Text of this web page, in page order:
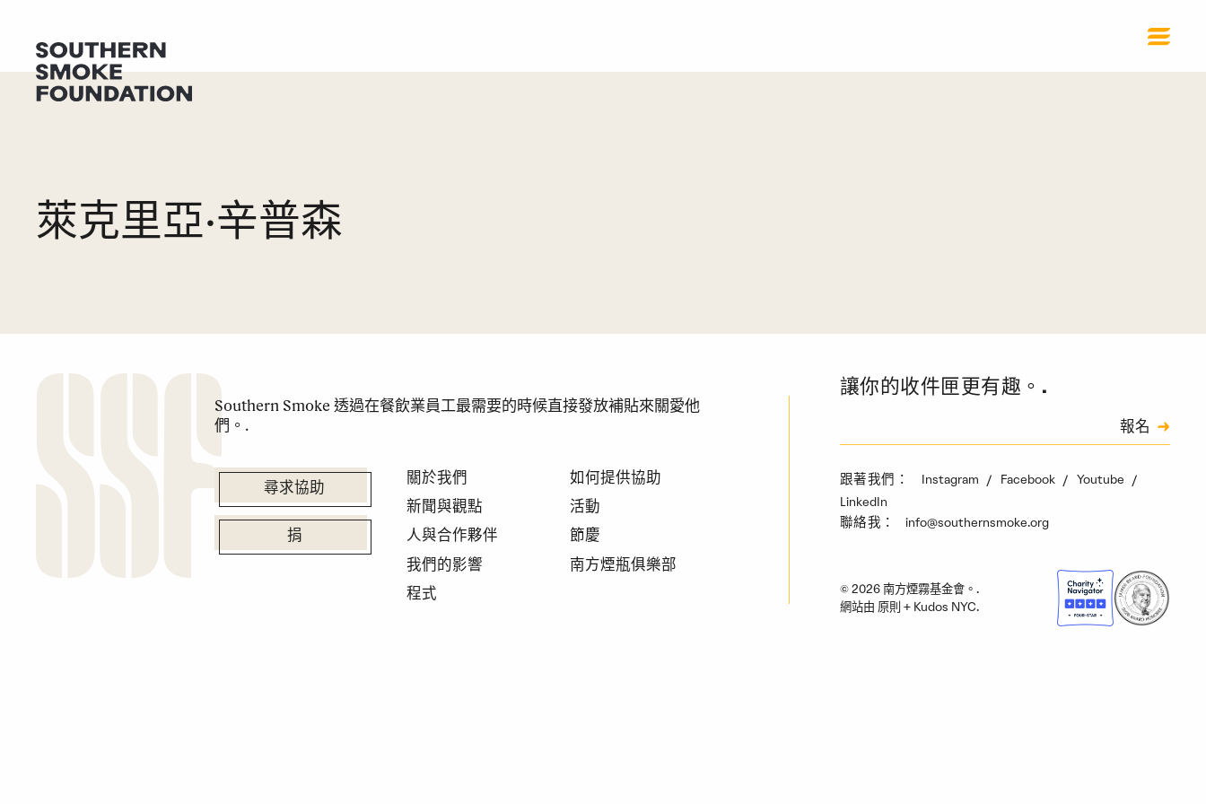
尋求協助
捐
萊克里亞·辛普森
Southern Smoke 透過在餐飲業員工最需要的時候直接發放補貼來關愛他
們。.
尋求協助
捐
關於我們
新聞與觀點
人與合作夥伴
我們的影響
程式
如何提供協助
活動
節慶
南方煙瓶俱樂部
讓你的收件匣更有趣。.
驗證碼
報名
跟著我們： Instagram Facebook
Youtube
LinkedIn
聯絡我： info@southernsmoke.org
© 2026 南方煙霧基金會。.
網站由 原則 + Kudos NYC.